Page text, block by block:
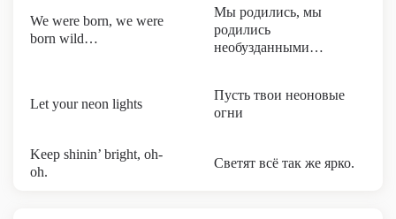
We were born, we were
born wild…
Мы родились, мы
родились
необузданными…
Let your neon lights
Пусть твои неоновые
огни
Keep shinin’ bright, oh-
oh.
Светят всё так же ярко.